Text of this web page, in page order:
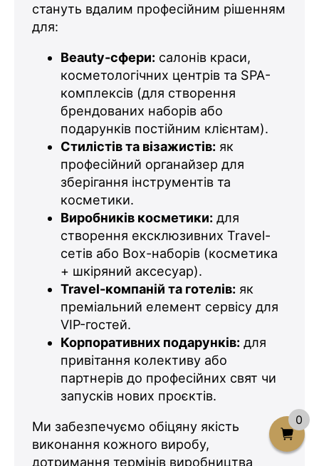
стануть вдалим професійним рішенням
для:
Beauty-сфери: салонів краси,
косметологічних центрів та SPA-
комплексів (для створення
брендованих наборів або
подарунків постійним клієнтам).
Стилістів та візажистів: як
професійний органайзер для
зберігання інструментів та
косметики.
Виробників косметики: для
створення ексклюзивних Travel-
сетів або Box-наборів (косметика
+ шкіряний аксесуар).
Travel-компаній та готелів: як
преміальний елемент сервісу для
VIP-гостей.
Корпоративних подарунків: для
привітання колективу або
партнерів до професійних свят чи
запусків нових проєктів.
Ми забезпечуємо обіцяну якість
виконання кожного виробу,
дотримання термінів виробництва
0